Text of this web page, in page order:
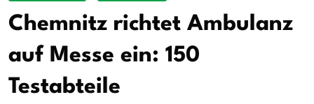
Chemnitz richtet Ambulanz
auf Messe ein: 150
Testabteile